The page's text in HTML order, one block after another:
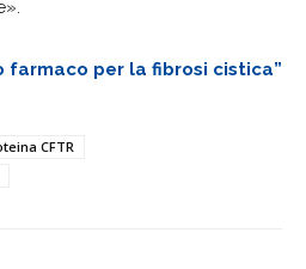
farmaco per la fibrosi cistica”
CFTR